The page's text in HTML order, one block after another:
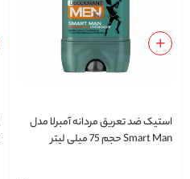
استیک ضد تعریق مردانه آمبرلا مدل
Smart Man حجم 75 میلی لیتر